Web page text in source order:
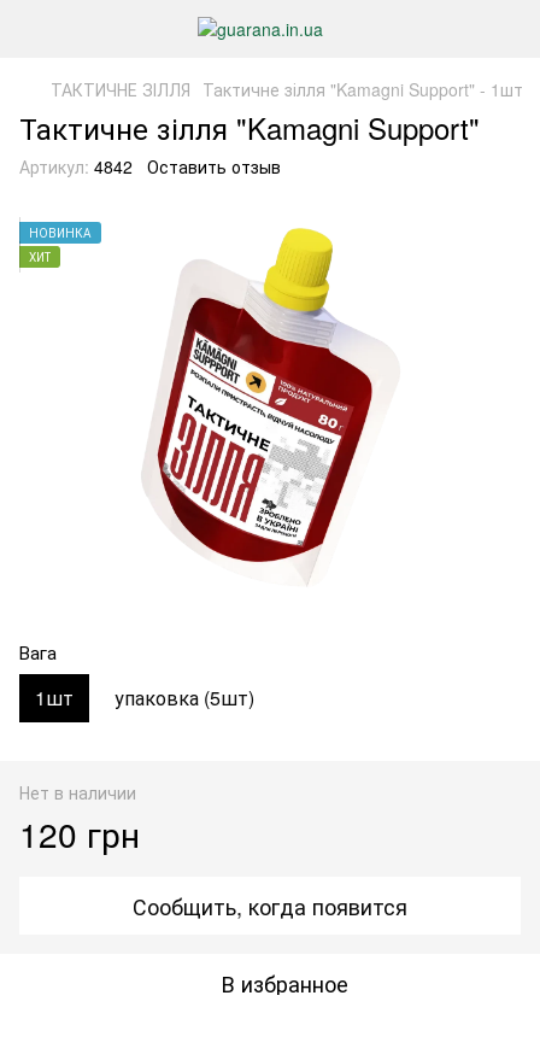
ТАКТИЧНЕ ЗІЛЛЯ Тактичне зілля "Kamagni Support" - 1шт
Тактичне зілля "Kamagni Support"
Артикул: 4842 Оставить отзыв
НОВИНКА
ХИТ
Вага
1шт упаковка (5шт)
Нет в наличии
120 грн
Сообщить, когда появится
В избранное